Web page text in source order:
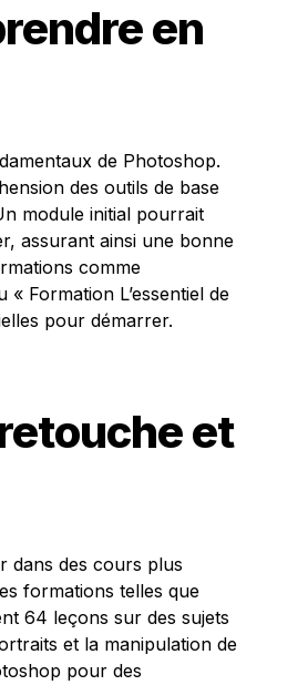
en
de Photoshop.
des outils de base
module initial pourrait
assurant ainsi une bonne
comme
Formation L’essentiel de
pour démarrer.
et
dans des cours plus
formations telles que
64 leçons sur des sujets
et la manipulation de
pour des